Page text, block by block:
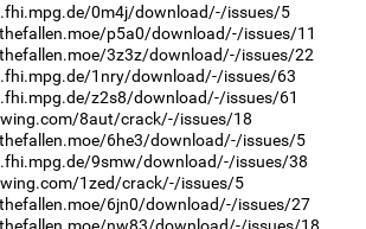
0m4j/download/-/issues/5
p5a0/download/-/issues/11
3z3z/download/-/issues/22
1nry/download/-/issues/63
z2s8/download/-/issues/61
8aut/crack/-/issues/18
6he3/download/-/issues/5
9smw/download/-/issues/38
1zed/crack/-/issues/5
6jn0/download/-/issues/27
nw83/download/-/issues/18